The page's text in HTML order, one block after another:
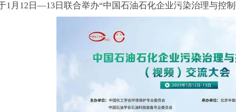
1月12日—13日联合举办“中国石油石化企业污染治理与控